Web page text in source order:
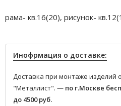
рама- кв.16(20), рисунок-
Инофрмация о доставке:
Доставка при монтаже изделий
"Металлист". — по г.Москве
до 4500 руб.